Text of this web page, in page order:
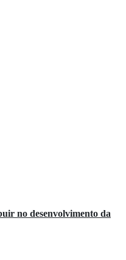
no desenvolvimento da